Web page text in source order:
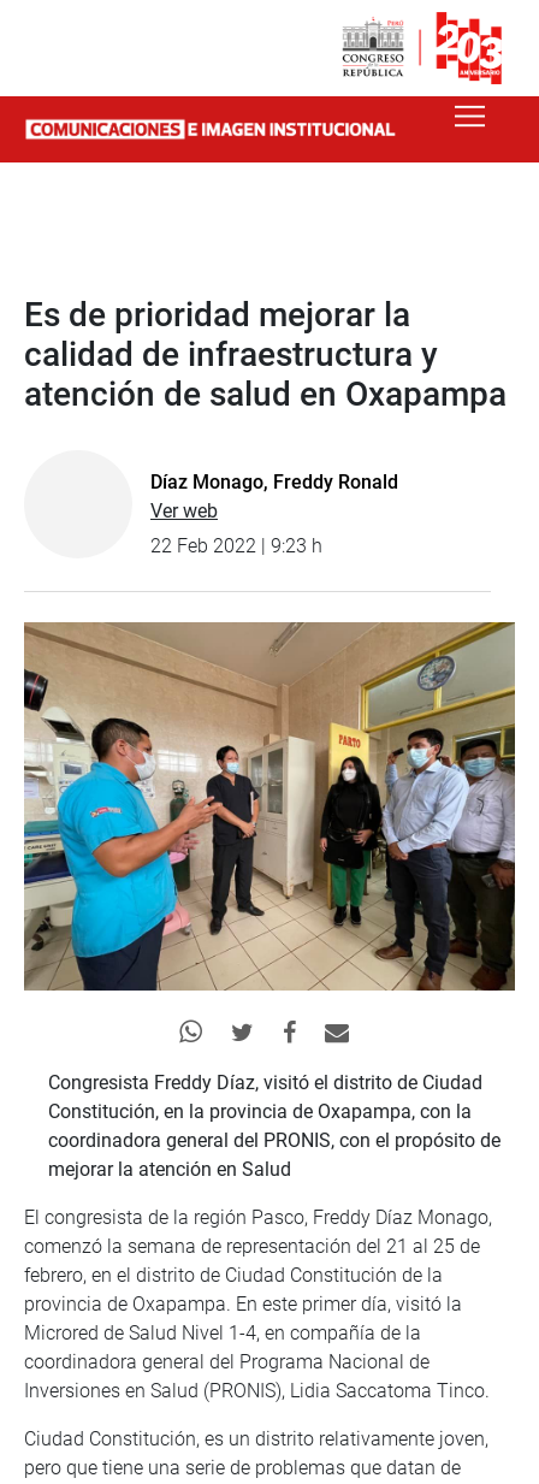
Es de prioridad mejorar la
calidad de infraestructura y
atención de salud en Oxapampa
Díaz Monago, Freddy Ronald
Ver web
22 Feb 2022 | 9:23 h
Congresista Freddy Díaz, visitó el distrito de Ciudad
Constitución, en la provincia de Oxapampa, con la
coordinadora general del PRONIS, con el propósito de
mejorar la atención en Salud
El congresista de la región Pasco, Freddy Díaz Monago,
comenzó la semana de representación del 21 al 25 de
febrero, en el distrito de Ciudad Constitución de la
provincia de Oxapampa. En este primer día, visitó la
Microred de Salud Nivel 1-4, en compañía de la
coordinadora general del Programa Nacional de
Inversiones en Salud (PRONIS), Lidia Saccatoma Tinco.
Ciudad Constitución, es un distrito relativamente joven,
pero que tiene una serie de problemas que datan de